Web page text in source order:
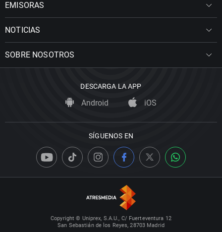
EMISORAS
NOTICIAS
SOBRE NOSOTROS
DESCARGA LA APP
Android iOS
SÍGUENOS EN
Copyright © Uniprex, S.A.U., C/ Fuerteventura 12
San Sebastián de los Reyes, 28703 Madrid